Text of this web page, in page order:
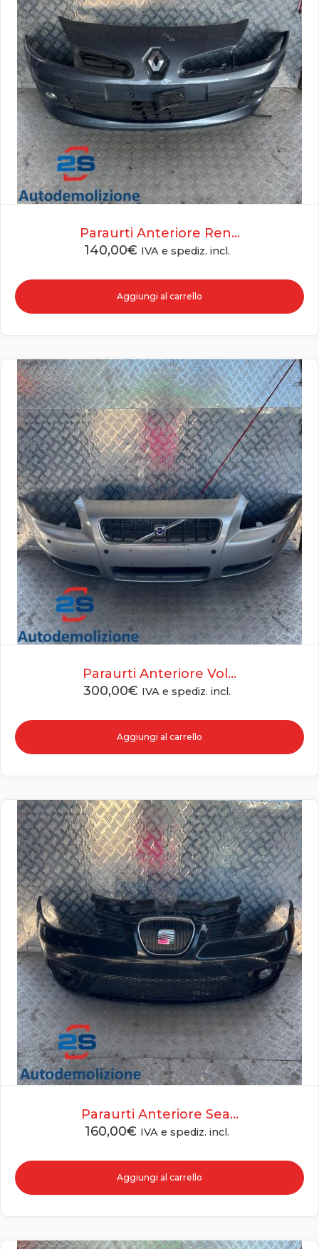
Paraurti Anteriore Sea...
160,00€ IVA e spediz. incl.
Aggiungi al carrello
Paraurti Anteriore Vol...
300,00€ IVA e spediz. incl.
Aggiungi al carrello
Paraurti Anteriore Ren...
140,00€ IVA e spediz. incl.
Aggiungi al carrello